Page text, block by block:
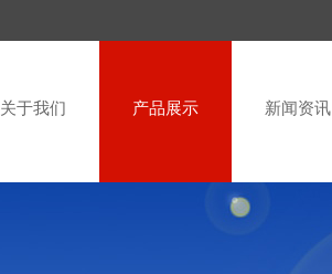
关于我们 产品展示 新闻资讯